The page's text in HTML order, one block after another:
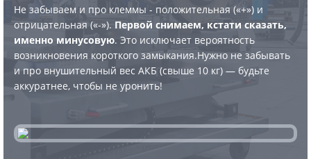
Не забываем и про клеммы - положительная («+») и
отрицательная («-»). Первой снимаем, кстати сказать,
именно минусовую. Это исключает вероятность
возникновения короткого замыкания.Нужно не забывать
и про внушительный вес АКБ (свыше 10 кг) — будьте
аккуратнее, чтобы не уронить!